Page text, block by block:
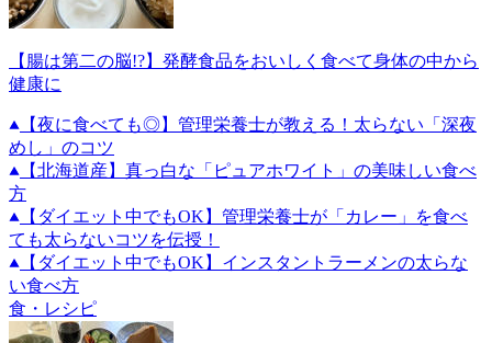
【腸は第二の脳!?】発酵食品をおいしく食べて身体の中から
健康に
【夜に食べても◎】管理栄養士が教える！太らない「深夜
めし」のコツ
【北海道産】真っ白な「ピュアホワイト」の美味しい食べ
方
【ダイエット中でもOK】管理栄養士が「カレー」を食べ
ても太らないコツを伝授！
【ダイエット中でもOK】インスタントラーメンの太らな
い食べ方
食・レシピ